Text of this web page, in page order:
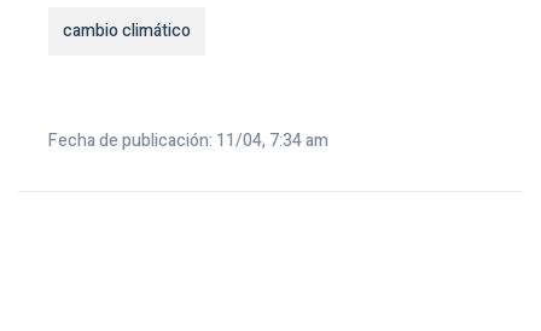
cambio climático
Fecha de publicación: 11/04, 7:34 am